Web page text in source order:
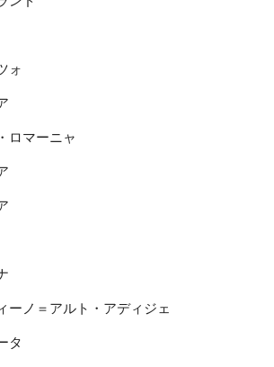
ォ
ロマーニャ
ーノ＝アルト・アディジェ
タ